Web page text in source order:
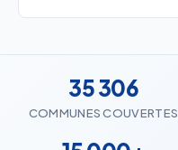
35 306
COMMUNES COUVERTES